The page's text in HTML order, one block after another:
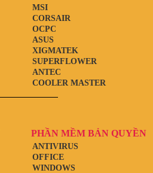
COOLER MASTER
ANTEC
SUPERFLOWER
XIGMATEK
ASUS
OCPC
CORSAIR
MSI
PHẦN MỀM BẢN QUYỀN
WINDOWS
OFFICE
ANTIVIRUS